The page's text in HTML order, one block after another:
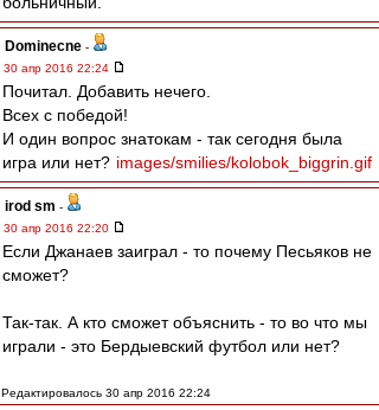
Dominecne -
30 апр 2016 22:24
Почитал. Добавить нечего.
Всех с победой!
И один вопрос знатокам - так сегодня была
игра или нет? images/smilies/kolobok_biggrin.gif
irod sm -
30 апр 2016 22:20
Если Джанаев заиграл - то почему Песьяков не
сможет?
Так-так. А кто сможет объяснить - то во что мы
играли - это Бердыевский футбол или нет?
Редактировалось 30 апр 2016 22:24